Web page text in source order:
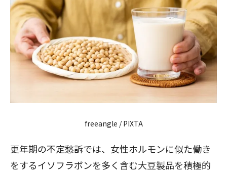
freeangle / PIXTA
更年期の不定愁訴では、女性ホルモンに似た働き
をするイソフラボンを多く含む大豆製品を積極的